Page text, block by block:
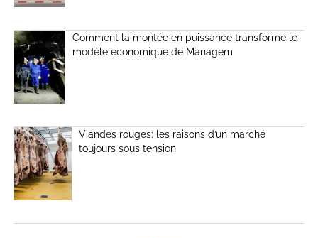
Comment la montée en puissance transforme le
modèle économique de Managem
Viandes rouges: les raisons d’un marché
toujours sous tension